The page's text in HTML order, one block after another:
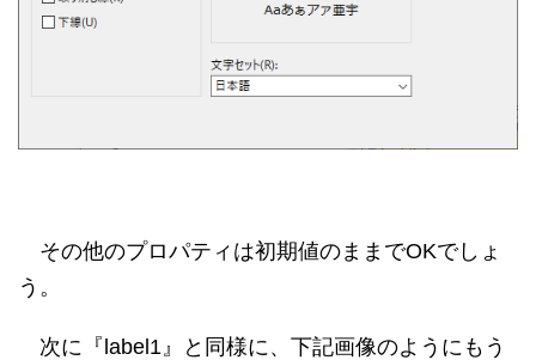
その他のプロパティは初期値のままでOKでしょ
う。
次に『label1』と同様に、下記画像のようにもう